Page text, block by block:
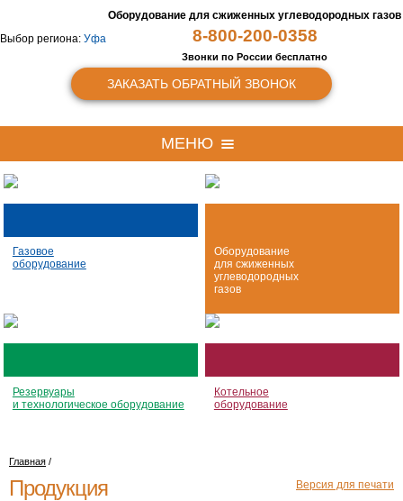
Выбор региона: Уфа
Оборудование для сжиженных углеводородных газов
8-800-200-0358
Звонки по России бесплатно
ЗАКАЗАТЬ ОБРАТНЫЙ ЗВОНОК
МЕНЮ
Газовое
оборудование
Оборудование
для сжиженных
углеводородных
газов
Резервуары
и технологическое оборудование
Котельное
оборудование
Главная /
Версия для печати
Продукция